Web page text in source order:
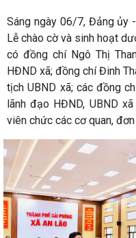
Sáng ngày 06/7, Đảng ủy
Lễ chào cờ và sinh hoạt
có đồng chí Ngô Thị
HĐND xã; đồng chí Đinh
tịch UBND xã; các đồng
lãnh đạo HĐND, UBND
viên chức các cơ quan,